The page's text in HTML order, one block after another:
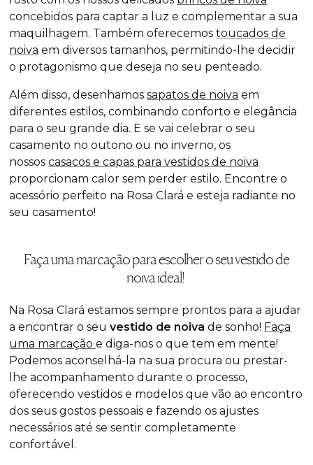
concebidos para captar a luz e complementar a sua
maquilhagem. Também oferecemostoucados de
noiva em diversos tamanhos, permitindo-lhe decidir
o protagonismo que deseja no seu penteado.
Além disso, desenhamossapatos de noiva em
diferentes estilos, combinando conforto e elegância
para o seu grande dia. E se vai celebrar o seu
casamento no outono ou no inverno, os
nossoscasacos e capas para vestidos de noiva
proporcionam calor sem perder estilo. Encontre o
acessório perfeito na Rosa Clará e esteja radiante no
seu casamento!
Faça uma marcação para escolher o seu vestido de
noiva ideal!
Na Rosa Clará estamos sempre prontos para a ajudar
a encontrar o seuvestido de noivade sonho! Faça
uma marcaçãoe diga-nos o que tem em mente!
Podemos aconselhá-la na sua procura ou prestar-
lhe acompanhamento durante o processo,
oferecendo vestidos e modelos que vão ao encontro
dos seus gostos pessoais e fazendo os ajustes
necessários até se sentir completamente
confortável.